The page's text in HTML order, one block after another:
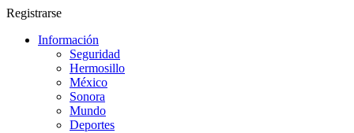
Registrarse
Información
Seguridad
Hermosillo
México
Sonora
Mundo
Deportes